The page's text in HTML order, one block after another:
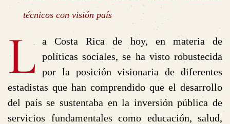
técnicos con visión país
L a Costa Rica de hoy, en materia de
políticas sociales, se ha visto robustecida
por la posición visionaria de diferentes
estadistas que han comprendido que el desarrollo
del país se sustentaba en la inversión pública de
servicios fundamentales como educación, salud,